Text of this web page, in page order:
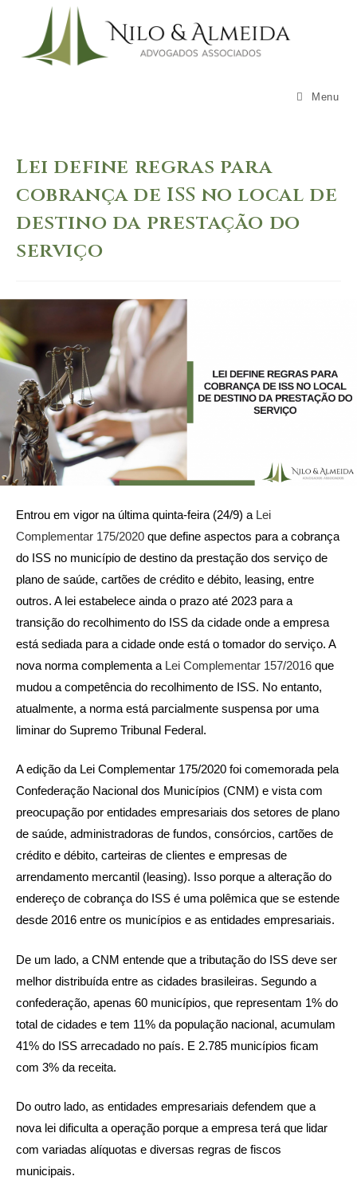
content
Menu
Lei define regras para
cobrança de ISS no local de
destino da prestação do
serviço
Entrou em vigor na última quinta-feira (24/9) a Lei
Complementar 175/2020 que define aspectos para a cobrança
do ISS no município de destino da prestação dos serviço de
plano de saúde, cartões de crédito e débito, leasing, entre
outros. A lei estabelece ainda o prazo até 2023 para a
transição do recolhimento do ISS da cidade onde a empresa
está sediada para a cidade onde está o tomador do serviço. A
nova norma complementa a Lei Complementar 157/2016 que
mudou a competência do recolhimento de ISS. No entanto,
atualmente, a norma está parcialmente suspensa por uma
liminar do Supremo Tribunal Federal.
A edição da Lei Complementar 175/2020 foi comemorada pela
Confederação Nacional dos Municípios (CNM) e vista com
preocupação por entidades empresariais dos setores de plano
de saúde, administradoras de fundos, consórcios, cartões de
crédito e débito, carteiras de clientes e empresas de
arrendamento mercantil (leasing). Isso porque a alteração do
endereço de cobrança do ISS é uma polêmica que se estende
desde 2016 entre os municípios e as entidades empresariais.
De um lado, a CNM entende que a tributação do ISS deve ser
melhor distribuída entre as cidades brasileiras. Segundo a
confederação, apenas 60 municípios, que representam 1% do
total de cidades e tem 11% da população nacional, acumulam
41% do ISS arrecadado no país. E 2.785 municípios ficam
com 3% da receita.
Do outro lado, as entidades empresariais defendem que a
nova lei dificulta a operação porque a empresa terá que lidar
com variadas alíquotas e diversas regras de fiscos
municipais.